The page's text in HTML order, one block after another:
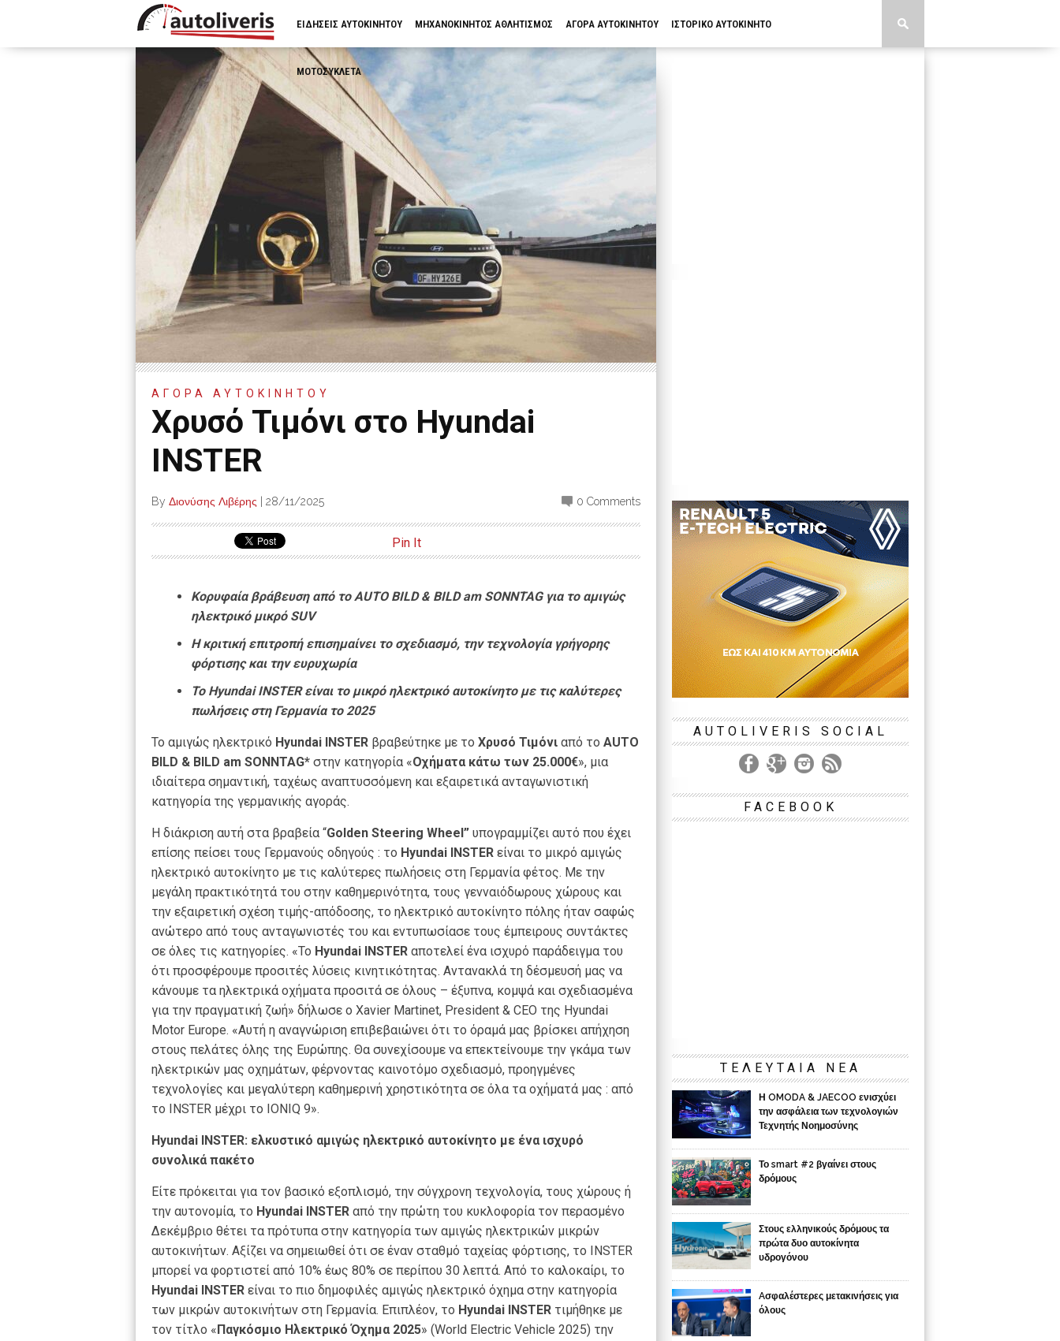
ΕΙΔΗΣΕΙΣ ΑΥΤΟΚΙΝΗΤΟΥ ΜΗΧΑΝΟΚΙΝΗΤΟΣ ΑΘΛΗΤΙΣΜΟΣ ΑΓΟΡΑ ΑΥΤΟΚΙΝΗΤΟΥ ΙΣΤΟΡΙΚΟ ΑΥΤΟΚΙΝΗΤΟ
ΜΟΤΟΣΥΚΛΕΤΑ
ΑΓΟΡΑ ΑΥΤΟΚΙΝΗΤΟΥ
Χρυσό Τιμόνι στο Hyundai
INSTER
By Διονύσης Λιβέρης 28/11/2025 0 Comments
Pin It
Κορυφαία βράβευση από το AUTO BILD & BILD am SONNTAG για το αμιγώς
ηλεκτρικό μικρό SUV
Η κριτική επιτροπή επισημαίνει το σχεδιασμό, την τεχνολογία γρήγορης
φόρτισης και την ευρυχωρία
Το Hyundai INSTER είναι το μικρό ηλεκτρικό αυτοκίνητο με τις καλύτερες
πωλήσεις στη Γερμανία το 2025
Το αμιγώς ηλεκτρικό Hyundai INSTER βραβεύτηκε με το Χρυσό Τιμόνι από το AUTO
BILD & BILD am SONNTAG* στην κατηγορία «Οχήματα κάτω των 25.000€», μια
ιδιαίτερα σημαντική, ταχέως αναπτυσσόμενη και εξαιρετικά ανταγωνιστική
κατηγορία της γερμανικής αγοράς.
Η διάκριση αυτή στα βραβεία “Golden Steering Wheel” υπογραμμίζει αυτό που έχει
επίσης πείσει τους Γερμανούς οδηγούς : το Hyundai INSTER είναι το μικρό αμιγώς
ηλεκτρικό αυτοκίνητο με τις καλύτερες πωλήσεις στη Γερμανία φέτος. Με την
μεγάλη πρακτικότητά του στην καθημερινότητα, τους γενναιόδωρους χώρους και
την εξαιρετική σχέση τιμής-απόδοσης, το ηλεκτρικό αυτοκίνητο πόλης ήταν σαφώς
ανώτερο από τους ανταγωνιστές του και εντυπωσίασε τους έμπειρους συντάκτες
σε όλες τις κατηγορίες. «Το Hyundai INSTER αποτελεί ένα ισχυρό παράδειγμα του
ότι προσφέρουμε προσιτές λύσεις κινητικότητας. Αντανακλά τη δέσμευσή μας να
κάνουμε τα ηλεκτρικά οχήματα προσιτά σε όλους – έξυπνα, κομψά και σχεδιασμένα
για την πραγματική ζωή» δήλωσε ο Xavier Martinet, President & CEO της Hyundai
Motor Europe. «Αυτή η αναγνώριση επιβεβαιώνει ότι το όραμά μας βρίσκει απήχηση
στους πελάτες όλης της Ευρώπης. Θα συνεχίσουμε να επεκτείνουμε την γκάμα των
ηλεκτρικών μας οχημάτων, φέρνοντας καινοτόμο σχεδιασμό, προηγμένες
τεχνολογίες και μεγαλύτερη καθημερινή χρηστικότητα σε όλα τα οχήματά μας : από
το INSTER μέχρι το IONIQ 9».
Hyundai INSTER: ελκυστικό αμιγώς ηλεκτρικό αυτοκίνητο με ένα ισχυρό
συνολικά πακέτο
Είτε πρόκειται για τον βασικό εξοπλισμό, την σύγχρονη τεχνολογία, τους χώρους ή
την αυτονομία, το Hyundai INSTER από την πρώτη του κυκλοφορία τον περασμένο
Δεκέμβριο θέτει τα πρότυπα στην κατηγορία των αμιγώς ηλεκτρικών μικρών
αυτοκινήτων. Αξίζει να σημειωθεί ότι σε έναν σταθμό ταχείας φόρτισης, το INSTER
μπορεί να φορτιστεί από 10% έως 80% σε περίπου 30 λεπτά. Από το καλοκαίρι, το
Hyundai INSTER είναι το πιο δημοφιλές αμιγώς ηλεκτρικό όχημα στην κατηγορία
των μικρών αυτοκινήτων στη Γερμανία. Επιπλέον, το Hyundai INSTER τιμήθηκε με
τον τίτλο «Παγκόσμιο Ηλεκτρικό Όχημα 2025» (World Electric Vehicle 2025) την
AUTOLIVERIS SOCIAL
FACEBOOK
ΤΕΛΕΥΤΑΙΑ ΝΕΑ
Η OMODA & JAECOO ενισχύει
την ασφάλεια των τεχνολογιών
Τεχνητής Νοημοσύνης
Το smart #2 βγαίνει στους
δρόμους
Στους ελληνικούς δρόμους τα
πρώτα δυο αυτοκίνητα
υδρογόνου
Aσφαλέστερες μετακινήσεις για
όλους